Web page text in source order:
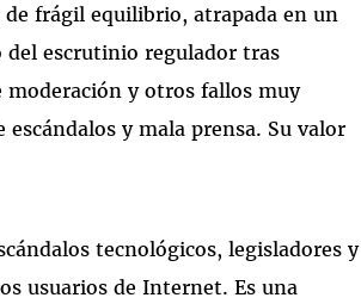
frágil equilibrio, atrapada en un
del escrutinio regulador tras
moderación y otros fallos muy
y mala prensa. Su valor
tecnológicos, legisladores y
usuarios de Internet. Es una